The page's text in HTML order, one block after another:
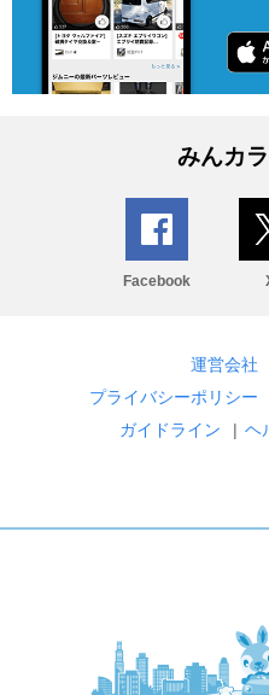
みんカ
Facebook
運営会社
プライバシーポリシー
ガイドライン
| ヘ